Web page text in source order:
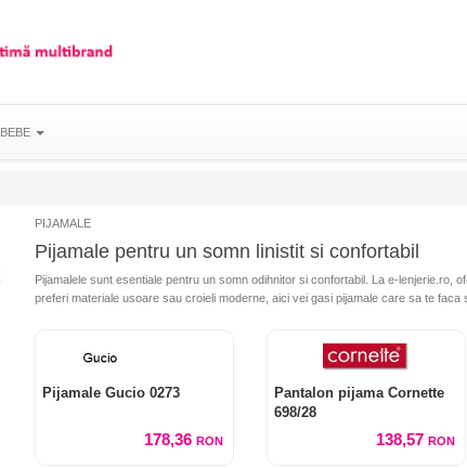
BEBE
PIJAMALE
Pijamale pentru un somn linistit si confortabil
Pijamalele sunt esentiale pentru un somn odihnitor si confortabil. La e-lenjerie.ro,
preferi materiale usoare sau croieli moderne, aici vei gasi pijamale care sa te faca
Pijamale Gucio 0273
178,36 RON
Pantalon pijama Cornette
698/28
138,57 RON